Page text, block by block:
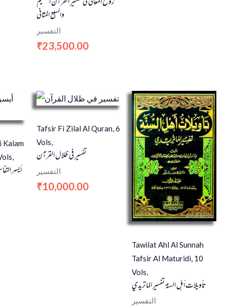
والسبع المثاني
التفسير
₹23,500.00
Kalam
أيسر
Tafsir Fi Zilal Al Quran, 6
Vols,
تفسير في ظلال القرآن
التفسير
₹10,000.00
Tawilat Ahl Al Sunnah
Tafsir Al Maturidi, 10
Vols,
تأويلات أهل السنة تفسير الماتريدي
التفسير